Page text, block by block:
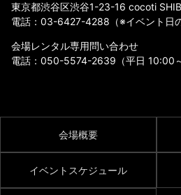
東京都渋谷区渋谷1-23-16 cocoti
電話： 03-6427-4288 （※イベント日
会場レンタル専用問い合わせ
電話： 050-5574-2639 （平日 10:00
会場概要
イベントスケジュール